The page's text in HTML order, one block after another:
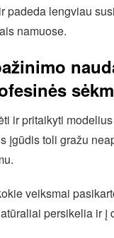
padeda lengviau
namuose.
ir pritaikyti
įgūdis toli gražu
veiksmai
persikelia ir į